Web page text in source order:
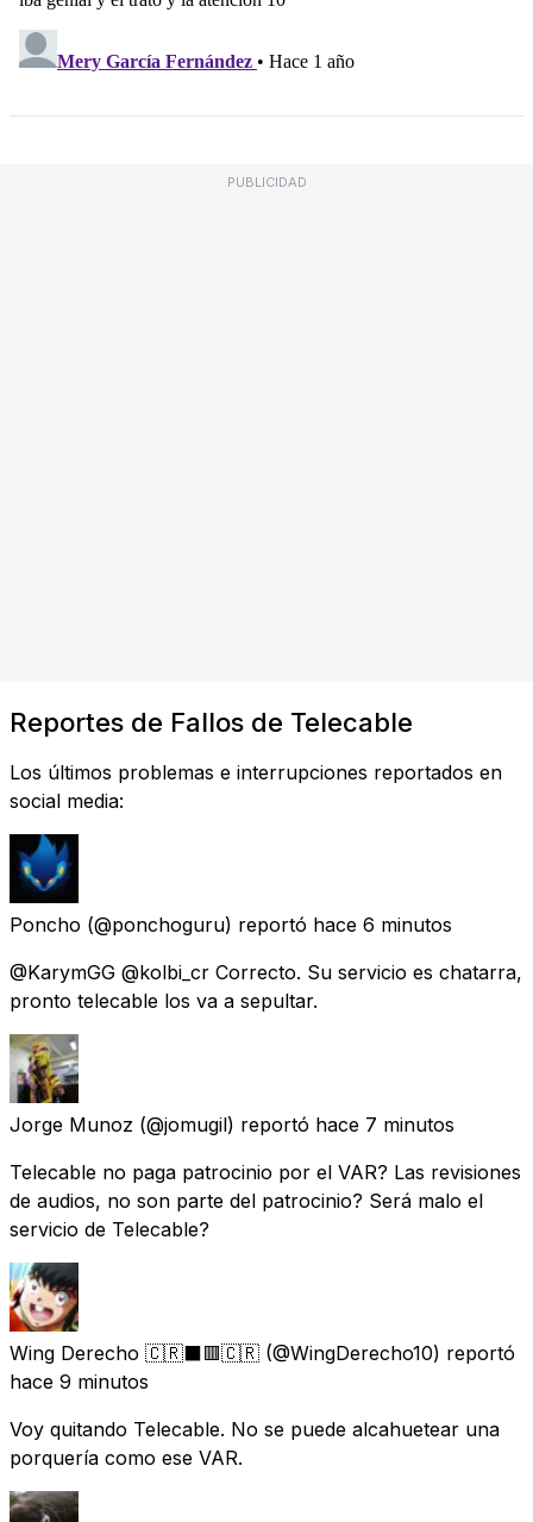
PUBLICIDAD
Reportes de Fallos de Telecable
Los últimos problemas e interrupciones reportados en
social media:
Poncho (@ponchoguru) reportó hace 6 minutos
@KarymGG @kolbi_cr Correcto. Su servicio es chatarra,
pronto telecable los va a sepultar.
Jorge Munoz (@jomugil) reportó hace 7 minutos
Telecable no paga patrocinio por el VAR? Las revisiones
de audios, no son parte del patrocinio? Será malo el
servicio de Telecable?
Wing Derecho 🇨🇷⬛️🟥🇨🇷 (@WingDerecho10) reportó
hace 9 minutos
Voy quitando Telecable. No se puede alcahuetear una
porquería como ese VAR.